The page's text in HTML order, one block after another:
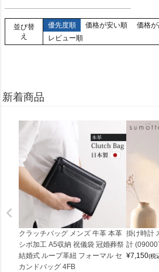
並び替
え
優先度順 価格が安い順 価格
レビュー順
新着商品
クラッチバッグ メンズ 牛革 本革
シボ加工 A5収納 祝儀袋 冠婚葬祭
結婚式 ループ革紐 フォーマル セ
カンドバッグ 4FB
掛け時計
計
¥7,150(税